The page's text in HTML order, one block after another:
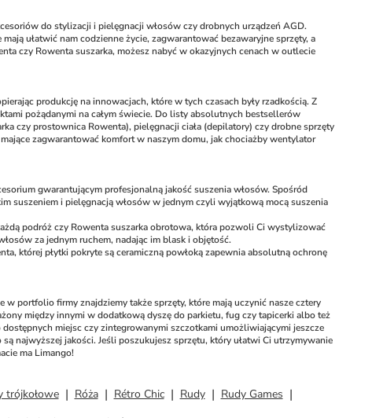
do stylizacji i pielęgnacji włosów czy drobnych urządzeń AGD.
ułatwić nam codzienne życie, zagwarantować bezawaryjne sprzęty, a
czy Rowenta suszarka, możesz nabyć w okazyjnych cenach w outlecie
produkcję na innowacjach, które w tych czasach były rzadkością. Z
pożądanymi na całym świecie. Do listy absolutnych bestsellerów
czy prostownica Rowenta), pielęgnacji ciała (depilatory) czy drobne sprzęty
zagwarantować komfort w naszym domu, jak chociażby wentylator
gwarantującym profesjonalną jakość suszenia włosów. Spośród
suszeniem i pielęgnacją włosów w jednym czyli wyjątkową mocą suszenia
podróż czy Rowenta suszarka obrotowa, która pozwoli Ci wystylizować
za jednym ruchem, nadając im blask i objętość.
której płytki pokryte są ceramiczną powłoką zapewnia absolutną ochronę
portfolio firmy znajdziemy także sprzęty, które mają uczynić nasze cztery
między innymi w dodatkową dyszę do parkietu, fug czy tapicerki albo też
miejsc czy zintegrowanymi szczotkami umożliwiającymi jeszcze
najwyższej jakości. Jeśli poszukujesz sprzętu, który ułatwi Ci utrzymywanie
ma Limango!
trójkołowe Róża Rétro Chic Rudy
Rudy Games